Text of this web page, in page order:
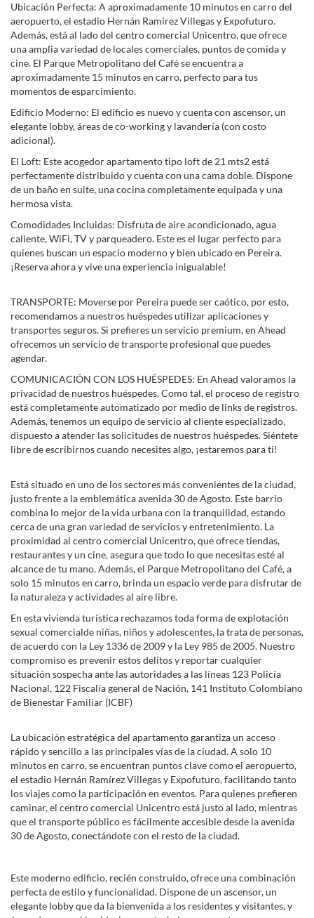
Ubicación Perfecta: A aproximadamente 10 minutos en carro del
aeropuerto, el estadio Hernán Ramírez Villegas y Expofuturo.
Además, está al lado del centro comercial Unicentro, que ofrece
una amplia variedad de locales comerciales, puntos de comida y
cine. El Parque Metropolitano del Café se encuentra a
aproximadamente 15 minutos en carro, perfecto para tus
momentos de esparcimiento.
Edificio Moderno: El edificio es nuevo y cuenta con ascensor, un
elegante lobby, áreas de co-working y lavandería (con costo
adicional).
El Loft: Este acogedor apartamento tipo loft de 21 mts2 está
perfectamente distribuido y cuenta con una cama doble. Dispone
de un baño en suite, una cocina completamente equipada y una
hermosa vista.
Comodidades Incluidas: Disfruta de aire acondicionado, agua
caliente, WiFi, TV y parqueadero. Este es el lugar perfecto para
quienes buscan un espacio moderno y bien ubicado en Pereira.
¡Reserva ahora y vive una experiencia inigualable!
TRANSPORTE: Moverse por Pereira puede ser caótico, por esto,
recomendamos a nuestros huéspedes utilizar aplicaciones y
transportes seguros. Si prefieres un servicio premium, en Ahead
ofrecemos un servicio de transporte profesional que puedes
agendar.
COMUNICACIÓN CON LOS HUÉSPEDES: En Ahead valoramos la
privacidad de nuestros huéspedes. Como tal, el proceso de registro
está completamente automatizado por medio de links de registros.
Además, tenemos un equipo de servicio al cliente especializado,
dispuesto a atender las solicitudes de nuestros huéspedes. Siéntete
libre de escribirnos cuando necesites algo, ¡estaremos para ti!
Está situado en uno de los sectores más convenientes de la ciudad,
justo frente a la emblemática avenida 30 de Agosto. Este barrio
combina lo mejor de la vida urbana con la tranquilidad, estando
cerca de una gran variedad de servicios y entretenimiento. La
proximidad al centro comercial Unicentro, que ofrece tiendas,
restaurantes y un cine, asegura que todo lo que necesitas esté al
alcance de tu mano. Además, el Parque Metropolitano del Café, a
solo 15 minutos en carro, brinda un espacio verde para disfrutar de
la naturaleza y actividades al aire libre.
En esta vivienda turística rechazamos toda forma de explotación
sexual comercialde niñas, niños y adolescentes, la trata de personas,
de acuerdo con la Ley 1336 de 2009 y la Ley 985 de 2005. Nuestro
compromiso es prevenir estos delitos y reportar cualquier
situación sospecha ante las autoridades a las líneas 123 Policía
Nacional, 122 Fiscalía general de Nación, 141 Instituto Colombiano
de Bienestar Familiar (ICBF)
La ubicación estratégica del apartamento garantiza un acceso
rápido y sencillo a las principales vías de la ciudad. A solo 10
minutos en carro, se encuentran puntos clave como el aeropuerto,
el estadio Hernán Ramírez Villegas y Expofuturo, facilitando tanto
los viajes como la participación en eventos. Para quienes prefieren
caminar, el centro comercial Unicentro está justo al lado, mientras
que el transporte público es fácilmente accesible desde la avenida
30 de Agosto, conectándote con el resto de la ciudad.
Este moderno edificio, recién construido, ofrece una combinación
perfecta de estilo y funcionalidad. Dispone de un ascensor, un
elegante lobby que da la bienvenida a los residentes y visitantes, y